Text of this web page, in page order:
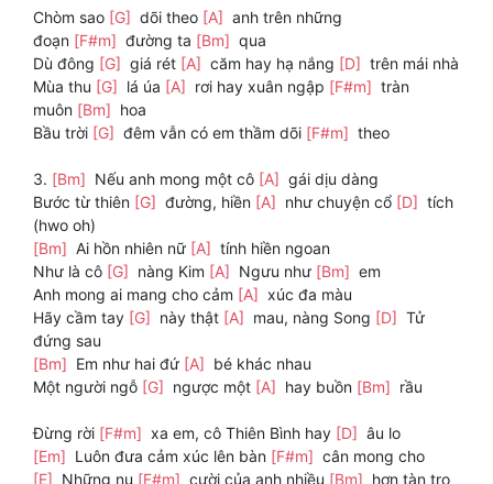
Chòm sao [G] dõi theo [A] anh trên những
đoạn [F#m] đường ta [Bm] qua
Dù đông [G] giá rét [A] căm hay hạ nắng [D] trên mái nhà
Mùa thu [G] lá úa [A] rơi hay xuân ngập [F#m] tràn
muôn [Bm] hoa
Bầu trời [G] đêm vẫn có em thầm dõi [F#m] theo
3. [Bm] Nếu anh mong một cô [A] gái dịu dàng
Bước từ thiên [G] đường, hiền [A] như chuyện cổ [D] tích
(hwo oh)
[Bm] Ai hồn nhiên nữ [A] tính hiền ngoan
Như là cô [G] nàng Kim [A] Ngưu như [Bm] em
Anh mong ai mang cho cảm [A] xúc đa màu
Hãy cầm tay [G] này thật [A] mau, nàng Song [D] Tử
đứng sau
[Bm] Em như hai đứ [A] bé khác nhau
Một người ngỗ [G] ngược một [A] hay buồn [Bm] rầu
Đừng rời [F#m] xa em, cô Thiên Bình hay [D] âu lo
[Em] Luôn đưa cảm xúc lên bàn [F#m] cân mong cho
[E] Những nụ [F#m] cười của anh nhiều [Bm] hơn tàn tro